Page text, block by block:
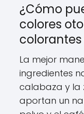
¿Cómo
colores
La mejor
ingredientes
calabaza y la
aportan un